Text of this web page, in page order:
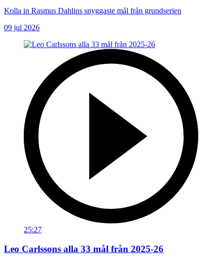
Kolla in Rasmus Dahlins snyggaste mål från grundserien
09 jul 2026
25:27
Leo Carlssons alla 33 mål från 2025-26